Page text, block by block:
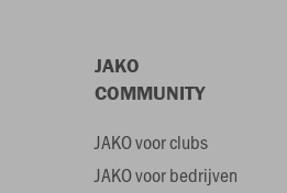
JAKO
COMMUNITY
JAKO voor clubs
JAKO voor bedrijven